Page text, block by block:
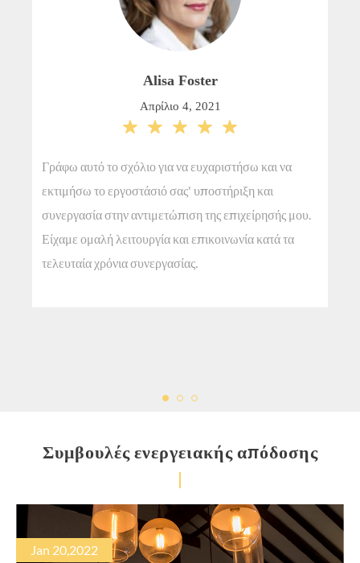
Alisa Foster
Απρίλιο 4, 2021
    
Γράφω αυτό το σχόλιο για να ευχαριστήσω και να
εκτιμήσω το εργοστάσιό σας' υποστήριξη και
συνεργασία στην αντιμετώπιση της επιχείρησής μου.
Είχαμε ομαλή λειτουργία και επικοινωνία κατά τα
τελευταία χρόνια συνεργασίας.
Συμβουλές ενεργειακής απόδοσης